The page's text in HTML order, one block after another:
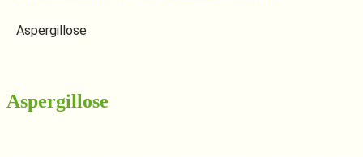
Aspergillose
Aspergillose